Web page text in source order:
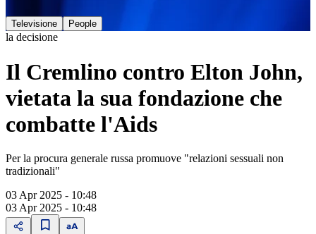
Televisione People
la decisione
Il Cremlino contro Elton John,
vietata la sua fondazione che
combatte l'Aids
Per la procura generale russa promuove "relazioni sessuali non
tradizionali"
03 Apr 2025 - 10:48
03 Apr 2025 - 10:48